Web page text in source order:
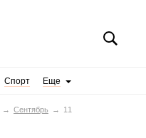
Спорт Еще
Сентябрь 11